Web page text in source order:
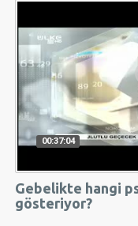
00:37:04
Gebelikte hangi
gösteriyor?